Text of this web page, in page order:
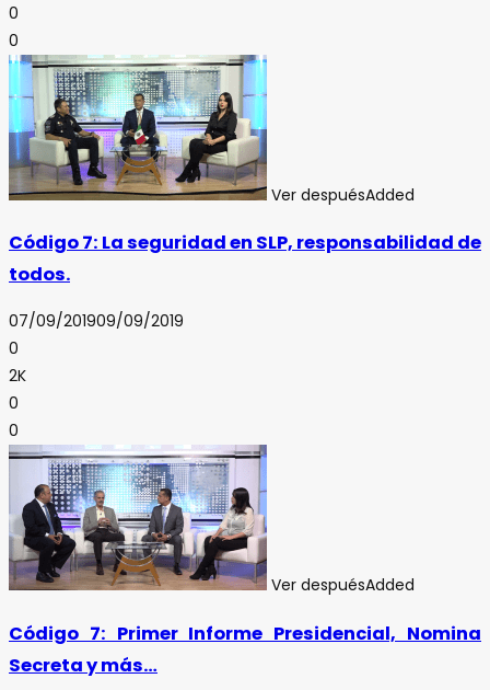
0
0
Ver despuésAdded
Código 7: La seguridad en SLP, responsabilidad de
todos.
07/09/201909/09/2019
0
2K
0
0
Ver despuésAdded
Código 7: Primer Informe Presidencial, Nomina
Secreta y más…